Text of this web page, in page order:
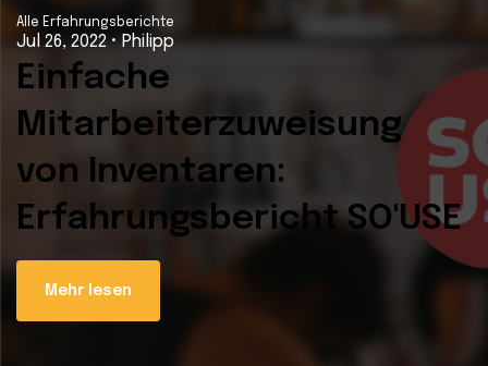
Alle Erfahrungsberichte
Jul 26, 2022 • Philipp
Einfache
Mitarbeiterzuweisung
von Inventaren:
Erfahrungsbericht SO'USE
Mehr lesen